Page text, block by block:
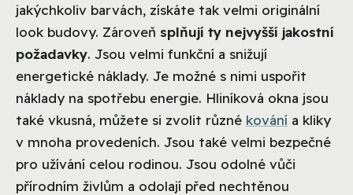
jakýchkoliv barvách, získáte tak velmi originální
look budovy. Zároveň splňují ty nejvyšší jakostní
požadavky. Jsou velmi funkční a snižují
energetické náklady. Je možné s nimi uspořit
náklady na spotřebu energie. Hliníková okna jsou
také vkusná, můžete si zvolit různé kování a kliky
v mnoha provedeních. Jsou také velmi bezpečné
pro užívání celou rodinou. Jsou odolné vůči
přírodním živlům a odolají před nechtěnou